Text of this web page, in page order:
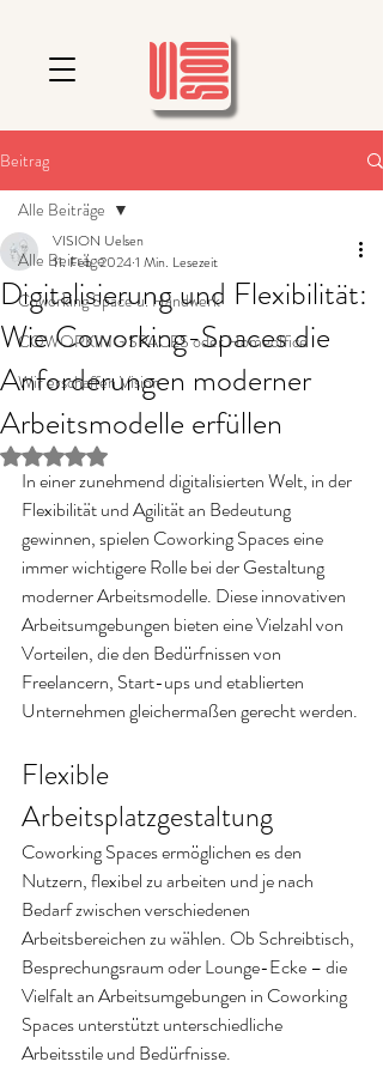
Beitrag
Alle Beiträge
Coworking Space u. Handwerk
COWORKING SPACES oder Homeoffice
Wir erschaffen Vision
Alle Beiträge
Digitalisierung und Flexibilität:
Wie Coworking-Spaces die
Anforderungen moderner
Arbeitsmodelle erfüllen
VISION Uelsen
11. Feb. 20241 Min. Lesezeit
Mit NaN von 5 Sternen bewertet.
In einer zunehmend digitalisierten Welt, in der
Flexibilität und Agilität an Bedeutung
gewinnen, spielen Coworking Spaces eine
immer wichtigere Rolle bei der Gestaltung
moderner Arbeitsmodelle. Diese innovativen
Arbeitsumgebungen bieten eine Vielzahl von
Vorteilen, die den Bedürfnissen von
Freelancern, Start-ups und etablierten
Unternehmen gleichermaßen gerecht werden.
Flexible
Arbeitsplatzgestaltung
Coworking Spaces ermöglichen es den
Nutzern, flexibel zu arbeiten und je nach
Bedarf zwischen verschiedenen
Arbeitsbereichen zu wählen. Ob Schreibtisch,
Besprechungsraum oder Lounge-Ecke – die
Vielfalt an Arbeitsumgebungen in Coworking
Spaces unterstützt unterschiedliche
Arbeitsstile und Bedürfnisse.